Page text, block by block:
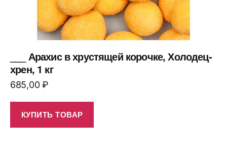
___ Арахис в хрустящей корочке, Холодец-
хрен, 1 кг
685,00₽
КУПИТЬ ТОВАР